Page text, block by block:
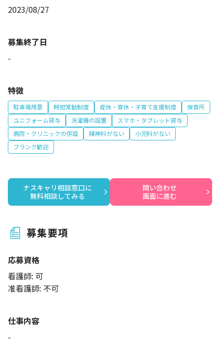
2023/08/27
募集終了日
-
特徴
駐車場用意 時短常勤制度 産休・育休・子育て支援制度
保育所
ユニフォーム貸与
洗濯機の設置
スマホ・タブレット貸与
病院・クリニックの併設
精神科がない
小児科がない
ブランク歓迎
ナスキャリ相談窓口に
無料相談してみる
問い合わせ
画面に進む
募集要項
応募資格
看護師: 可
准看護師: 不可
仕事内容
-